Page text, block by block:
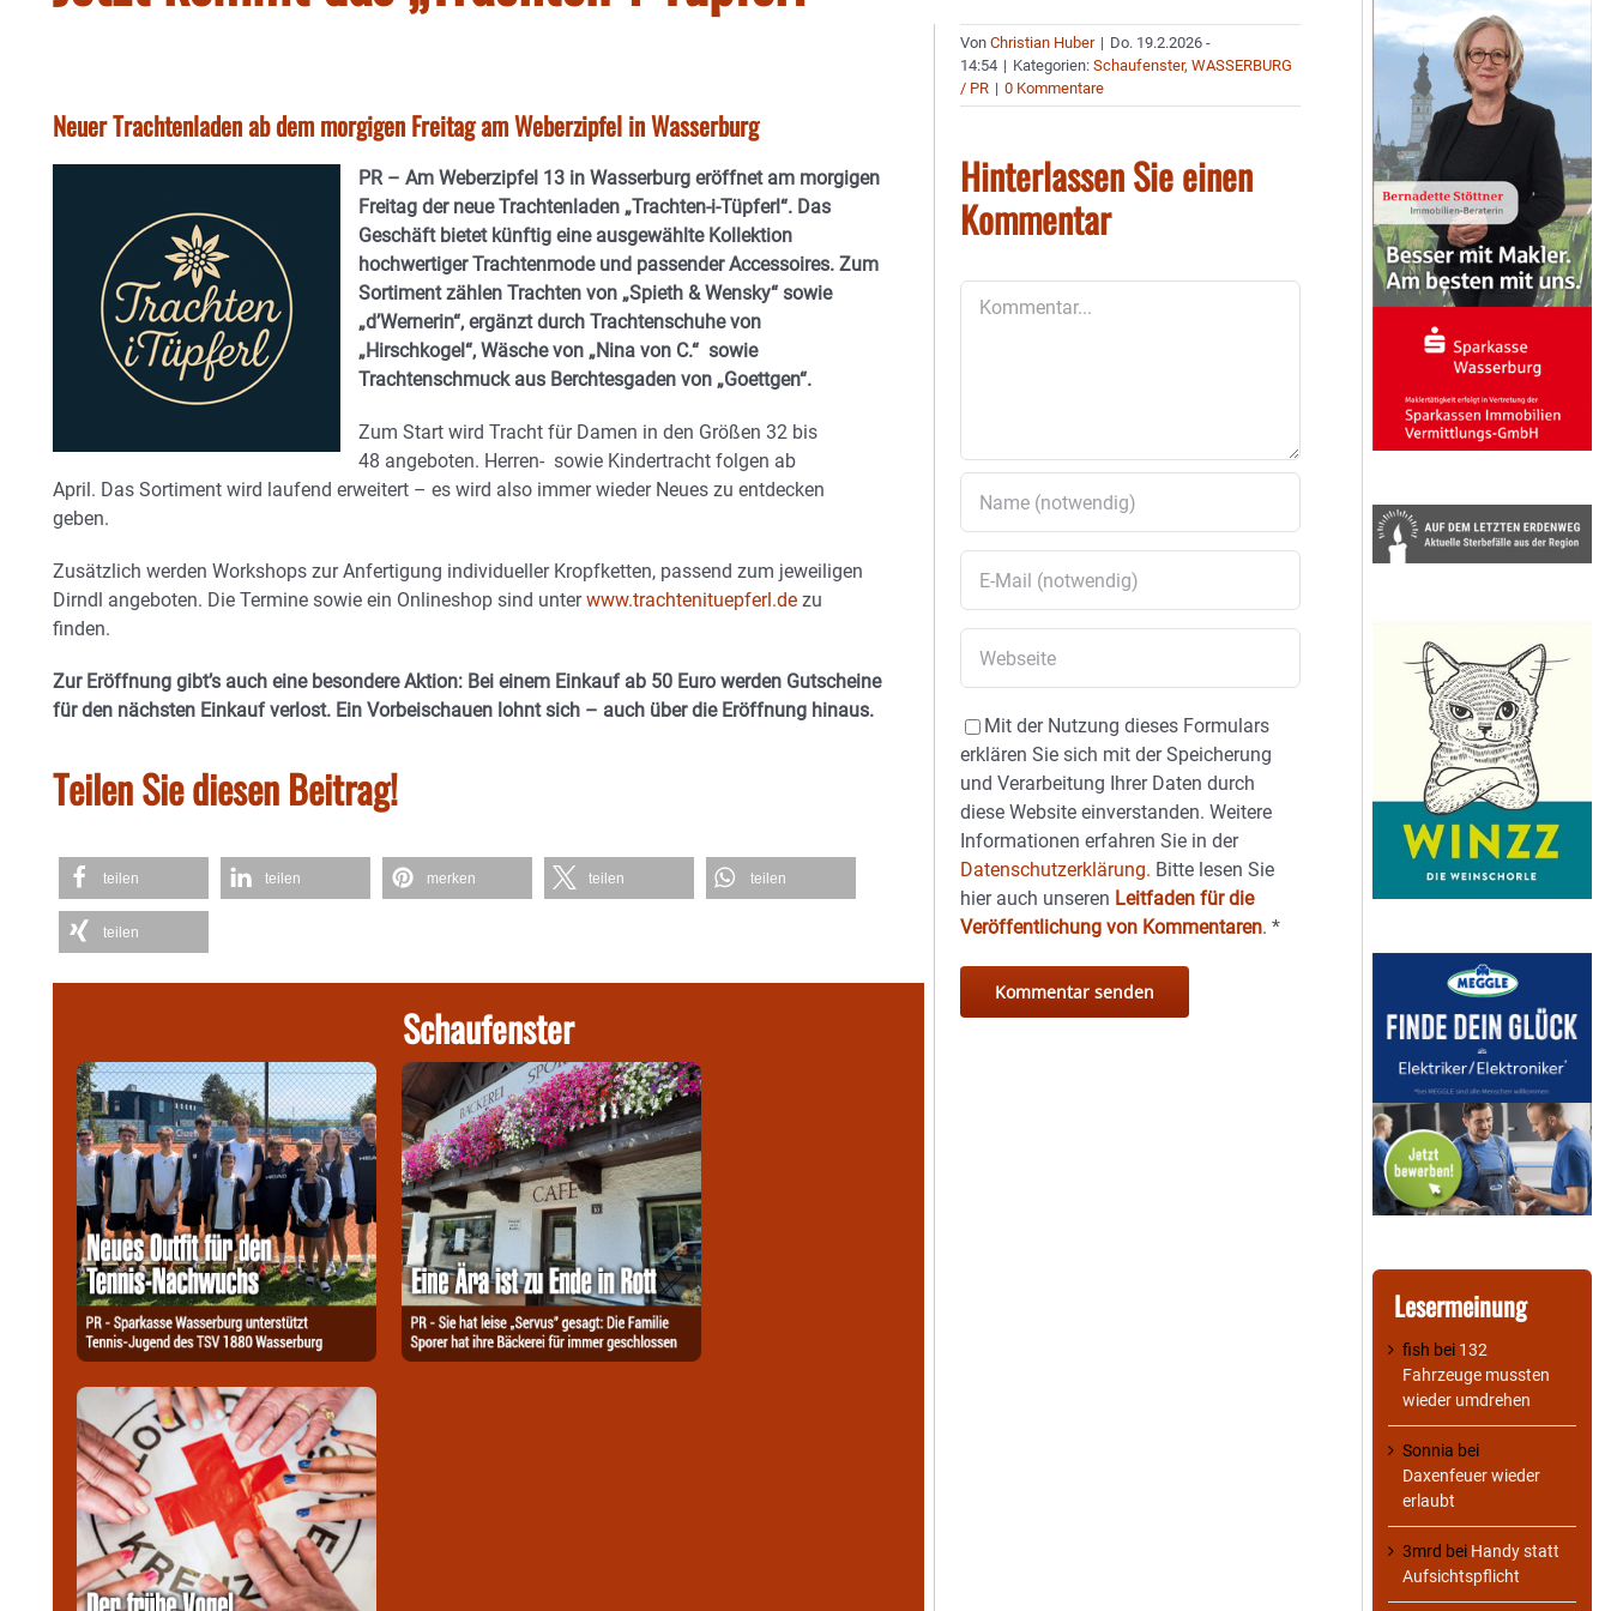
Neuer Trachtenladen ab dem morgigen Freitag am Weberzipfel in Wasserburg
PR – Am Weberzipfel 13 in Wasserburg eröffnet am morgigen
Freitag der neue Trachtenladen „Trachten-i-Tüpferl“. Das
Geschäft bietet künftig eine ausgewählte Kollektion
hochwertiger Trachtenmode und passender Accessoires. Zum
Sortiment zählen Trachten von „Spieth & Wensky“ sowie
„d’Wernerin“, ergänzt durch Trachtenschuhe von
„Hirschkogel“, Wäsche von „Nina von C.“ sowie
Trachtenschmuck aus Berchtesgaden von „Goettgen“.
Zum Start wird Tracht für Damen in den Größen 32 bis
48 angeboten. Herren- sowie Kindertracht folgen ab
April. Das Sortiment wird laufend erweitert – es wird also immer wieder Neues zu entdecken
geben.
Zusätzlich werden Workshops zur Anfertigung individueller Kropfketten, passend zum jeweiligen
Dirndl angeboten. Die Termine sowie ein Onlineshop sind unterwww.trachtenituepferl.de zu
finden.
Zur Eröffnung gibt’s auch eine besondere Aktion: Bei einem Einkauf ab 50 Euro werden Gutscheine
für den nächsten Einkauf verlost. Ein Vorbeischauen lohnt sich – auch über die Eröffnung hinaus.
Teilen Sie diesen Beitrag!
teilen teilen merken teilen teilen
teilen
Schaufenster
VonChristian Huber | Do. 19.2.2026 -
14:54 | Kategorien:Schaufenster,WASSERBURG
/ PR | 0 Kommentare
Hinterlassen Sie einen
Kommentar
Mit der Nutzung dieses Formulars
erklären Sie sich mit der Speicherung
und Verarbeitung Ihrer Daten durch
diese Website einverstanden. Weitere
Informationen erfahren Sie in der
Datenschutzerklärung. Bitte lesen Sie
hier auch unseren Leitfaden für die
Veröffentlichung von Kommentaren.*
Lesermeinung
fish bei 132
Fahrzeuge mussten
wieder umdrehen
Sonnia bei
Daxenfeuer wieder
erlaubt
3mrd bei Handy statt
Aufsichtspflicht